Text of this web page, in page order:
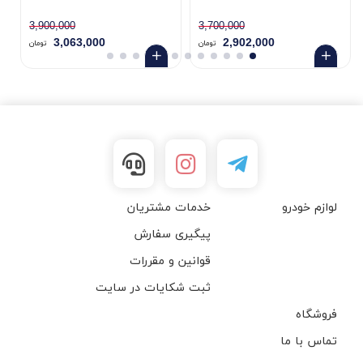
3,700,000
2,902,000 تومان
3,900,000
3,063,000 تومان
لوازم خودرو
خدمات مشتریان
پیگیری سفارش
قوانین و مقررات
ثبت شکایات در سایت
فروشگاه
تماس با ما